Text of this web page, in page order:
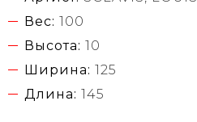
Вес: 100
Высота: 10
Ширина: 125
Длина: 145